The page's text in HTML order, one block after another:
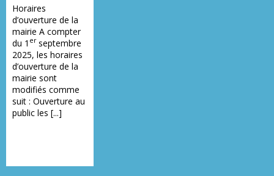
Horaires
d’ouverture de la
mairie A compter
du 1 erseptembre
2025, les horaires
d’ouverture de la
mairie sont
modifiés comme
suit : Ouverture au
public les [...]